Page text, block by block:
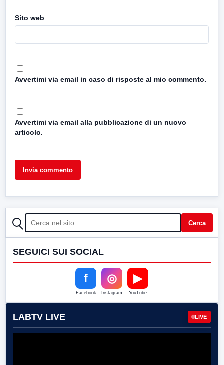
Sito web
Avvertimi via email in caso di risposte al mio commento.
Avvertimi via email alla pubblicazione di un nuovo
articolo.
CERCA Cerca
SEGUICI SUI SOCIAL
f
Facebook
◎
Instagram
▶
YouTube
LABTV LIVE LIVE